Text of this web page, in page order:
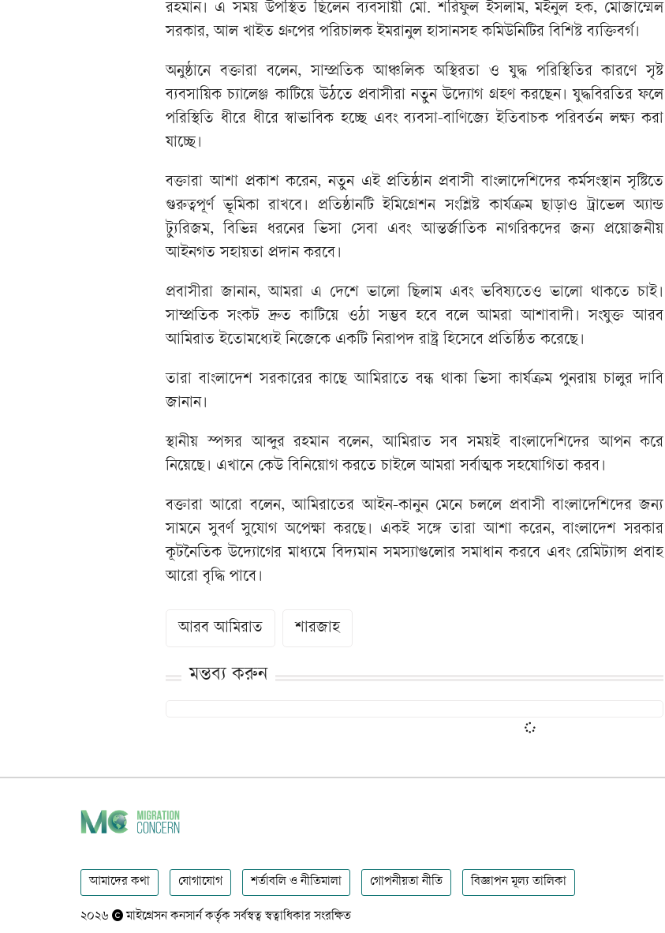
রহমান। এ সময় উপস্থিত ছিলেন ব্যবসায়ী মো. শরিফুল ইসলাম, মইনুল হক, মোজাম্মেল
সরকার, আল খাইত গ্রুপের পরিচালক ইমরানুল হাসানসহ কমিউনিটির বিশিষ্ট ব্যক্তিবর্গ।
অনুষ্ঠানে বক্তারা বলেন, সাম্প্রতিক আঞ্চলিক অস্থিরতা ও যুদ্ধ পরিস্থিতির কারণে সৃষ্ট
ব্যবসায়িক চ্যালেঞ্জ কাটিয়ে উঠতে প্রবাসীরা নতুন উদ্যোগ গ্রহণ করছেন। যুদ্ধবিরতির ফলে
পরিস্থিতি ধীরে ধীরে স্বাভাবিক হচ্ছে এবং ব্যবসা-বাণিজ্যে ইতিবাচক পরিবর্তন লক্ষ্য করা
যাচ্ছে।
বক্তারা আশা প্রকাশ করেন, নতুন এই প্রতিষ্ঠান প্রবাসী বাংলাদেশিদের কর্মসংস্থান সৃষ্টিতে
গুরুত্বপূর্ণ ভূমিকা রাখবে। প্রতিষ্ঠানটি ইমিগ্রেশন সংশ্লিষ্ট কার্যক্রম ছাড়াও ট্রাভেল অ্যান্ড
ট্যুরিজম, বিভিন্ন ধরনের ভিসা সেবা এবং আন্তর্জাতিক নাগরিকদের জন্য প্রয়োজনীয়
আইনগত সহায়তা প্রদান করবে।
প্রবাসীরা জানান, আমরা এ দেশে ভালো ছিলাম এবং ভবিষ্যতেও ভালো থাকতে চাই।
সাম্প্রতিক সংকট দ্রুত কাটিয়ে ওঠা সম্ভব হবে বলে আমরা আশাবাদী। সংযুক্ত আরব
আমিরাত ইতোমধ্যেই নিজেকে একটি নিরাপদ রাষ্ট্র হিসেবে প্রতিষ্ঠিত করেছে।
তারা বাংলাদেশ সরকারের কাছে আমিরাতে বন্ধ থাকা ভিসা কার্যক্রম পুনরায় চালুর দাবি
জানান।
স্থানীয় স্পন্সর আব্দুর রহমান বলেন, আমিরাত সব সময়ই বাংলাদেশিদের আপন করে
নিয়েছে। এখানে কেউ বিনিয়োগ করতে চাইলে আমরা সর্বাত্মক সহযোগিতা করব।
বক্তারা আরো বলেন, আমিরাতের আইন-কানুন মেনে চললে প্রবাসী বাংলাদেশিদের জন্য
সামনে সুবর্ণ সুযোগ অপেক্ষা করছে। একই সঙ্গে তারা আশা করেন, বাংলাদেশ সরকার
কূটনৈতিক উদ্যোগের মাধ্যমে বিদ্যমান সমস্যাগুলোর সমাধান করবে এবং রেমিট্যান্স প্রবাহ
আরো বৃদ্ধি পাবে।
আরব আমিরাত শারজাহ
মন্তব্য করুন
আমাদের কথা যোগাযোগ শর্তাবলি ও নীতিমালা গোপনীয়তা নীতি বিজ্ঞাপন মূল্য তালিকা
২০২৬ মাইগ্রেসন কনসার্ন কর্তৃক সর্বস্বত্ব স্বত্বাধিকার সংরক্ষিত